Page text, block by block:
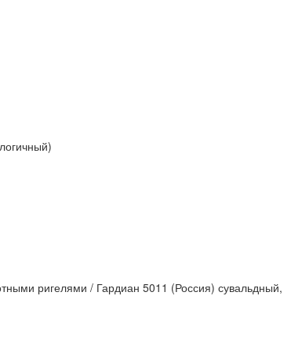
ригелями / Гардиан 5011 (Россия) сувальдный,